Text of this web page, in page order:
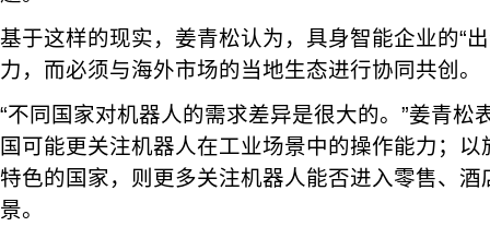
基于这样的现实，姜青松认为，具身智能企业的“
力，而必须与海外市场的当地生态进行协同共创。
“不同国家对机器人的需求差异是很大的。”姜青松
国可能更关注机器人在工业场景中的操作能力；
特色的国家，则更多关注机器人能否进入零售、
景。